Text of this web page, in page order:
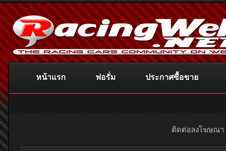
ติดต่อลงโฆษณา
หน้าแรก ฟอรั่ม ประกาศซื้อขาย